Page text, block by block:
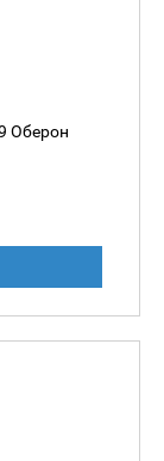
Оберон